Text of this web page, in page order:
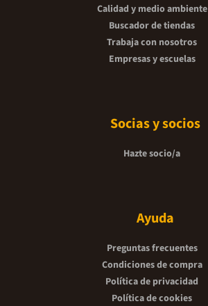
Calidad y medio ambiente
Buscador de tiendas
Trabaja con nosotros
Empresas y escuelas
Socias y socios
Hazte socio/a
Ayuda
Preguntas frecuentes
Condiciones de compra
Política de privacidad
Política de cookies